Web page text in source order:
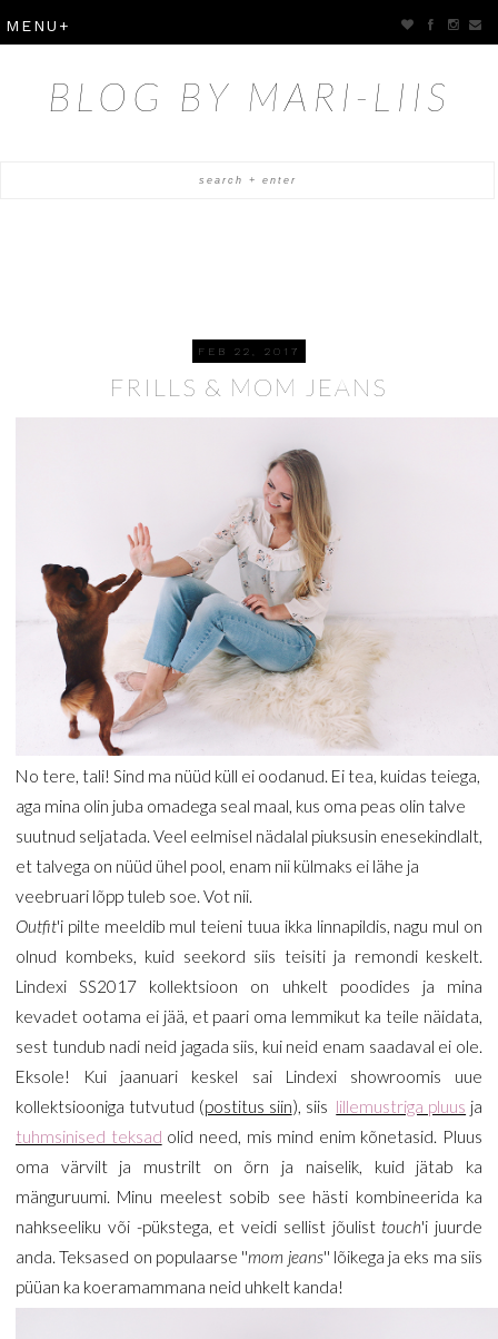
BLOG BY MARI-LIIS
FEB 22, 2017
FRILLS & MOM JEANS
No tere, tali! Sind ma nüüd küll ei oodanud. Ei tea, kuidas teiega,
aga mina olin juba omadega seal maal, kus oma peas olin talve
suutnud seljatada. Veel eelmisel nädalal piuksusin enesekindlalt,
et talvega on nüüd ühel pool, enam nii külmaks ei lähe ja
veebruari lõpp tuleb soe. Vot nii.
Outfit'i pilte meeldib mul teieni tuua ikka linnapildis, nagu mul on
olnud kombeks, kuid seekord siis teisiti ja remondi keskelt.
Lindexi SS2017 kollektsioon on uhkelt poodides ja mina
kevadet ootama ei jää, et paari oma lemmikut ka teile näidata,
sest tundub nadi neid jagada siis, kui neid enam saadaval ei ole.
Eksole! Kui jaanuari keskel sai Lindexi showroomis uue
kollektsiooniga tutvutud (postitus siin), siis lillemustriga pluus ja
tuhmsinised teksad olid need, mis mind enim kõnetasid. Pluus
oma värvilt ja mustrilt on õrn ja naiselik, kuid jätab ka
mänguruumi. Minu meelest sobib see hästi kombineerida ka
nahkseeliku või -pükstega, et veidi sellist jõulist touch'i juurde
anda. Teksased on populaarse ''mom jeans'' lõikega ja eks ma siis
püüan ka koeramammana neid uhkelt kanda!